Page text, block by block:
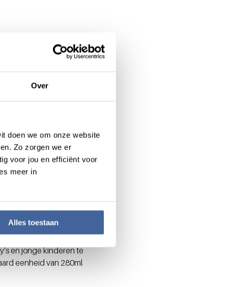
Over
doen we om onze website
Zo zorgen we er
voor jou en efficiënt voor
meer in
Alles toestaan
Dat doen we
bestraling maak je álles
bron voor, sinds een
plasma toe. Dit maken
een afbraakproduct dat
van de baby’tjes wordt
heeft. Wij
Zo’n zakje bevat 150ml
en jonge kinderen te
eenheid van 280ml